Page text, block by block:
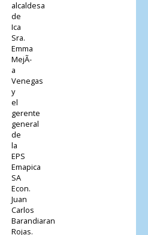
alcaldesa
de
Ica
Sra.
Emma
MejÃ­
a
Venegas
y
el
gerente
general
de
la
EPS
Emapica
SA
Econ.
Juan
Carlos
Barandiaran
Rojas.